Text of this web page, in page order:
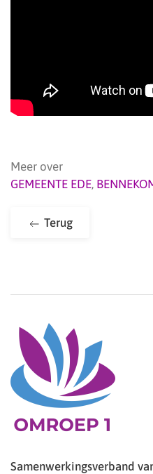
Meer over
GEMEENTE EDE,
Terug
Samenwerkingsverband